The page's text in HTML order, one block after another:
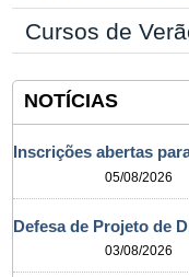
Cursos de
NOTÍCIAS
Inscrições abertas
05/08/2026
Defesa de Projeto de
03/08/2026